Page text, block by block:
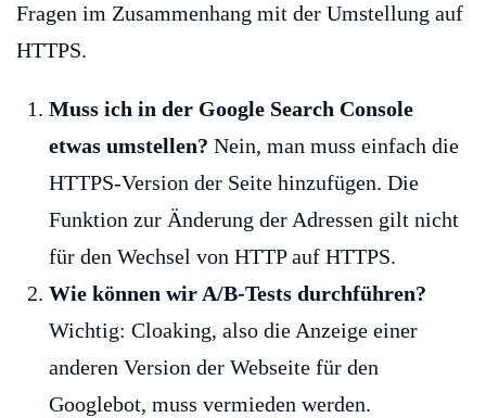
Fragen im Zusammenhang mit der Umstellung auf
HTTPS.
Muss ich in der Google Search Console
etwas umstellen? Nein, man muss einfach die
HTTPS-Version der Seite hinzufügen. Die
Funktion zur Änderung der Adressen gilt nicht
für den Wechsel von HTTP auf HTTPS.
Wie können wir A/B-Tests durchführen?
Wichtig: Cloaking, also die Anzeige einer
anderen Version der Webseite für den
Googlebot, muss vermieden werden.